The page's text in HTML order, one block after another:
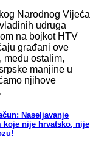
Narodnog Vijeća
udruga
na bojkot HTV
građani ove
među ostalim,
manjine u
njihove
Naseljavanje
koje nije hrvatsko, nije